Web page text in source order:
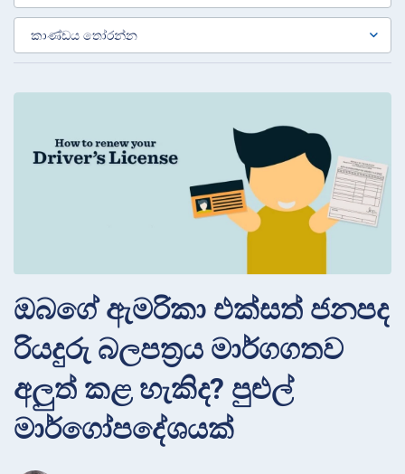
ඔබගේ ඇමරිකා එක්සත් ජනපද
රියදුරු බලපත්‍රය මාර්ගගතව
අලුත් කළ හැකිද? පුළුල්
මාර්ගෝපදේශයක්